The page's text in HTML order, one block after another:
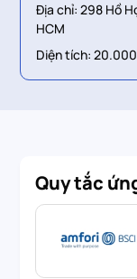
Địa chỉ: 298 Hồ
HCM
Diện tích:
Quy tắc